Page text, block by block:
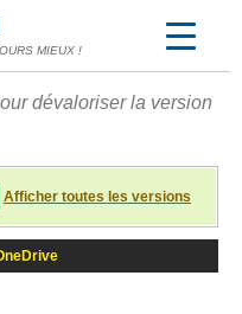
MIEUX !
dévaloriser la version
Afficher toutes les versions